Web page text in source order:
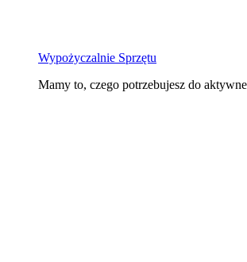
Wypożyczalnie Sprzętu
Mamy to, czego potrzebujesz do